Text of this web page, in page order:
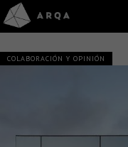
COLABORACIÓN Y OPINIÓN